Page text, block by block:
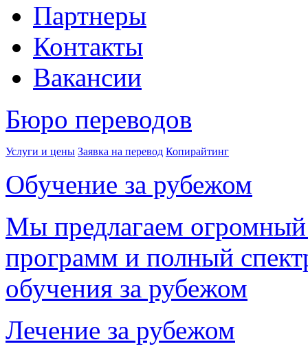
Партнеры
Контакты
Вакансии
Бюро переводов
Услуги и цены Заявка на перевод Копирайтинг
Обучение за рубежом
Мы предлагаем
программ и полный
обучения за рубежом
Лечение за рубежом